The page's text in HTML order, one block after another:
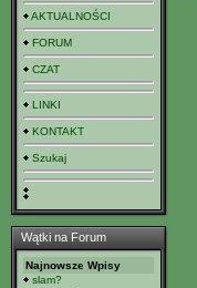
AKTUALNOŚCI
FORUM
CZAT
LINKI
KONTAKT
Szukaj
Wątki na Forum
Najnowsze Wpisy
slam?